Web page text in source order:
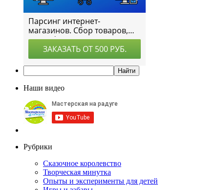
Наши видео
Рубрики
Сказочное королевство
Творческая минутка
Опыты и эксперименты для детей